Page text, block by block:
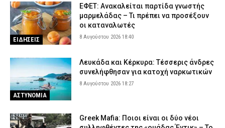
ΕΙΔΗΣΕΙΣ
ΕΦΕΤ: Ανακαλείται παρτίδα γνωστής
μαρμελάδας – Τι πρέπει να προσέξουν
οι καταναλωτές
8 Αυγούστου 2026 18:40
ΑΣΤΥΝΟΜΙΑ
Λευκάδα και Κέρκυρα: Τέσσερις άνδρες
συνελήφθησαν για κατοχή ναρκωτικών
8 Αυγούστου 2026 18:27
Greek Mafia: Ποιοι είναι οι δύο νέοι